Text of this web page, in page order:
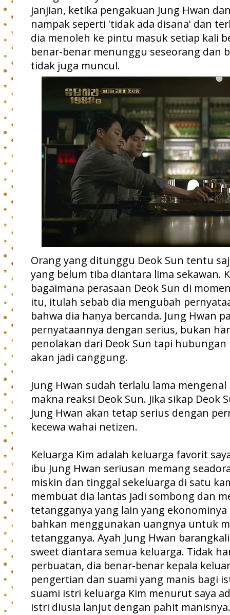
janjian, ketika pengakuan Jung Hwan
nampak seperti 'tidak ada disana' dan
dia menoleh ke pintu masuk setiap kali
benar-benar menunggu seseorang dan
tidak juga muncul.
Orang yang ditunggu Deok Sun tentu
yang belum tiba diantara lima sekawan.
bagaimana perasaan Deok Sun di
itu, itulah sebab dia mengubah
bahwa dia hanya bercanda. Jung Hwan
pernyataannya dengan serius, bukan
penolakan dari Deok Sun tapi
akan jadi canggung.
Jung Hwan sudah terlalu lama
makna reaksi Deok Sun. Jika sikap Deok
Jung Hwan akan tetap serius dengan
kecewa wahai netizen.
Keluarga Kim adalah keluarga favorit
ibu Jung Hwan seriusan memang
miskin dan tinggal sekeluarga di satu
membuat dia lantas jadi sombong dan
tetangganya yang lain yang
bahkan menggunakan uangnya untuk
tetangganya. Ayah Jung Hwan
sweet diantara semua keluarga. Tidak
perbuatan, dia benar-benar kepala
pengertian dan suami yang manis bagi
suami istri keluarga Kim menurut saya
istri diusia lanjut dengan pahit manisnya.